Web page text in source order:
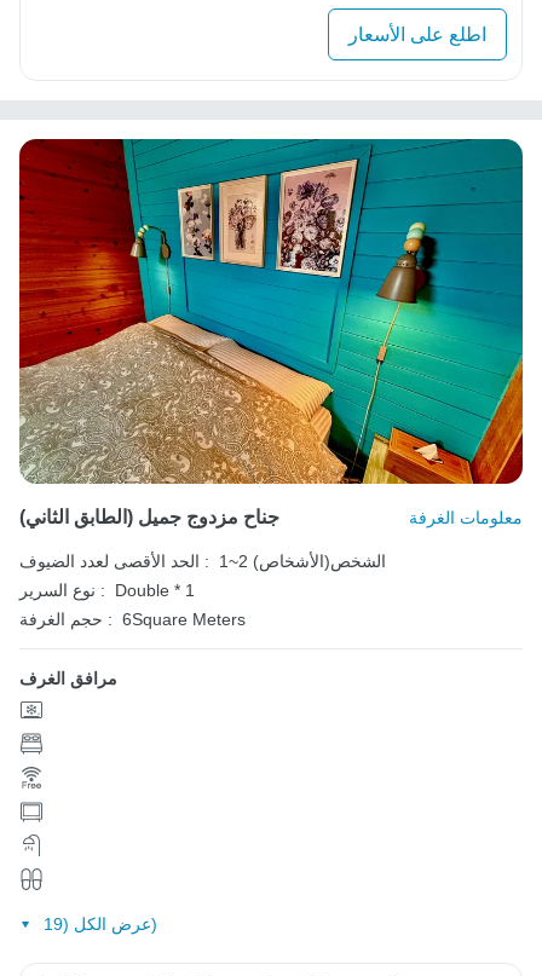
اطلع على الأسعار
جناح مزدوج جميل (الطابق الثاني) معلومات الغرفة
الحد الأقصى لعدد الضيوف :
1~2 الشخص(الأشخاص)
نوع السرير :
Double * 1
حجم الغرفة : 6Square Meters
مرافق الغرف
عرض الكل (19)